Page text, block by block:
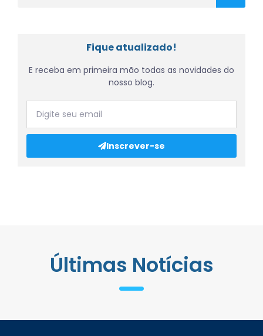
Fique atualizado!
E receba em primeira mão todas as novidades do
nosso blog.
Inscrever-se
Últimas Notícias